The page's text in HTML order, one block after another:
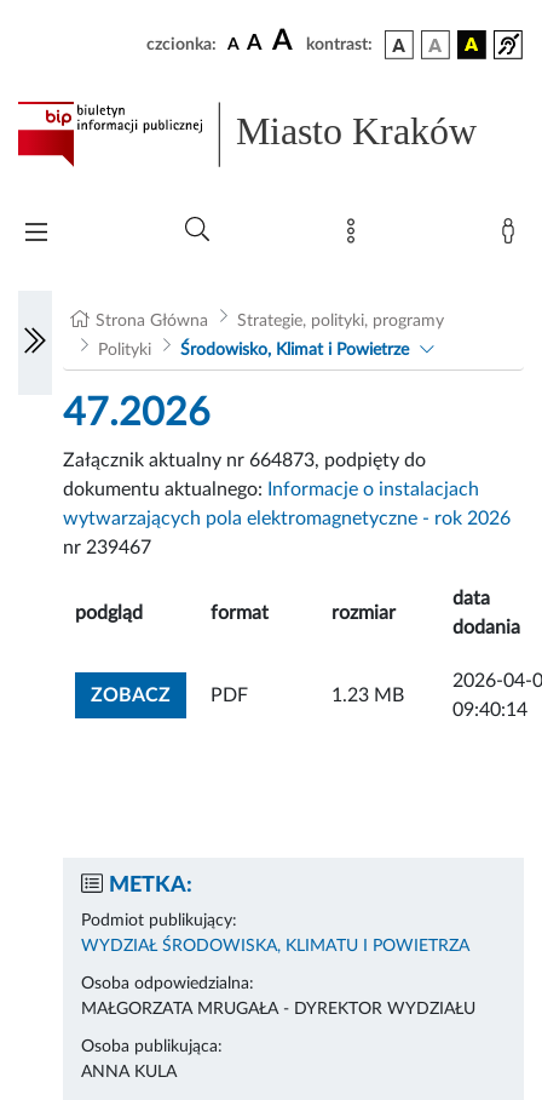
czcionka: A A A kontrast:
Miasto Kraków
Strona Główna
Strategie, polityki, programy
Polityki
Środowisko, Klimat i Powietrze
47.2026
Załącznik aktualny nr 664873, podpięty do
dokumentu aktualnego:
Informacje o instalacjach
wytwarzających pola elektromagnetyczne - rok 2026
nr 239467
podgląd format rozmiar
data
dodania
ZOBACZZOBACZ ZAŁĄCZNIK
PDF 1.23 MB
2026-04-
09:40:14
METKA:
Podmiot publikujący:
WYDZIAŁ ŚRODOWISKA, KLIMATU I POWIETRZA
Osoba odpowiedzialna:
MAŁGORZATA MRUGAŁA - DYREKTOR WYDZIAŁU
Osoba publikująca:
ANNA KULA